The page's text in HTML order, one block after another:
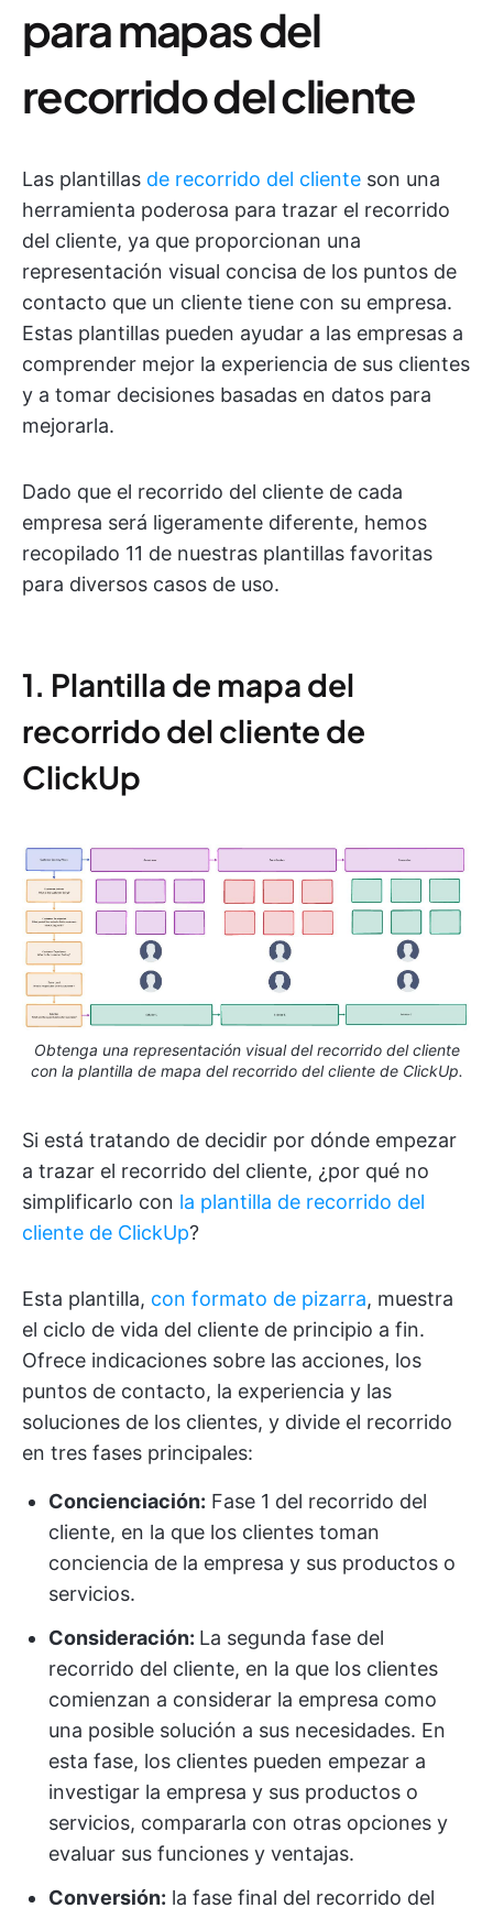
para mapas del
recorrido del cliente
Las plantillas de recorrido del cliente son una
herramienta poderosa para trazar el recorrido
del cliente, ya que proporcionan una
representación visual concisa de los puntos de
contacto que un cliente tiene con su empresa.
Estas plantillas pueden ayudar a las empresas a
comprender mejor la experiencia de sus clientes
y a tomar decisiones basadas en datos para
mejorarla.
Dado que el recorrido del cliente de cada
empresa será ligeramente diferente, hemos
recopilado 11 de nuestras plantillas favoritas
para diversos casos de uso.
1. Plantilla de mapa del
recorrido del cliente de
ClickUp
Obtenga una representación visual del recorrido del cliente
con la plantilla de mapa del recorrido del cliente de ClickUp.
Si está tratando de decidir por dónde empezar
a trazar el recorrido del cliente, ¿por qué no
simplificarlo con la plantilla de recorrido del
cliente de ClickUp?
Esta plantilla, con formato de pizarra, muestra
el ciclo de vida del cliente de principio a fin.
Ofrece indicaciones sobre las acciones, los
puntos de contacto, la experiencia y las
soluciones de los clientes, y divide el recorrido
en tres fases principales:
Concienciación: Fase 1 del recorrido del
cliente, en la que los clientes toman
conciencia de la empresa y sus productos o
servicios.
Consideración: La segunda fase del
recorrido del cliente, en la que los clientes
comienzan a considerar la empresa como
una posible solución a sus necesidades. En
esta fase, los clientes pueden empezar a
investigar la empresa y sus productos o
servicios, compararla con otras opciones y
evaluar sus funciones y ventajas.
Conversión: la fase final del recorrido del